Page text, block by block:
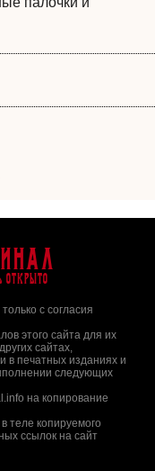
открыто
с согласия
этого сайта для их
сайтах,
в печатных изданиях и
следующих
на копирование
теле копируемого
ссылок на сайт